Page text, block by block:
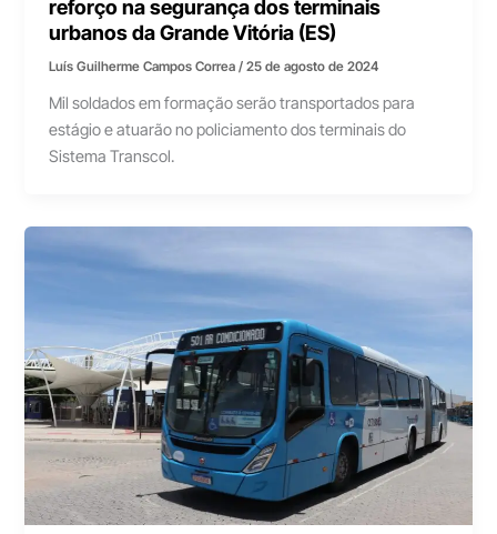
reforço na segurança dos terminais
urbanos da Grande Vitória (ES)
Luís Guilherme Campos Correa/25 de agosto de 2024
Mil soldados em formação serão transportados para
estágio e atuarão no policiamento dos terminais do
Sistema Transcol.